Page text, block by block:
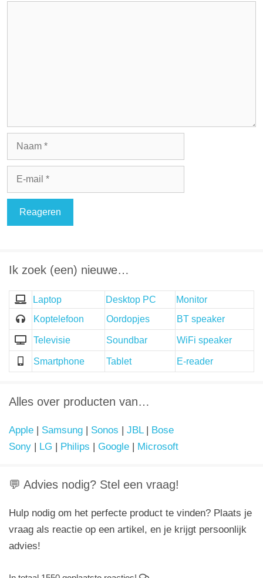
Naam
Ik zoek (een) nieuwe…
Laptop Desktop PC
Monitor
Koptelefoon
Oordopjes BT speaker
Televisie Soundbar WiFi speaker
Smartphone Tablet E-reader
Alles over producten van…
Apple Samsung Sonos JBL|
Bose
Sony
LG Philips Google Microsoft
💬 Advies nodig? Stel een vraag!
Hulp nodig om het perfecte product te vinden? Plaats je
vraag als reactie op een artikel, en je krijgt persoonlijk
advies!